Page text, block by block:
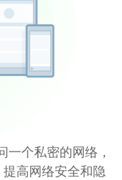
个私密的网络，
高网络安全和隐